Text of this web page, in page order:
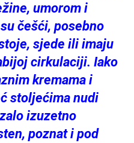
umorom i
češći, posebno
sjede ili imaju
cirkulaciji. Iako
kremama i
stoljećima nudi
izuzetno
poznat i pod